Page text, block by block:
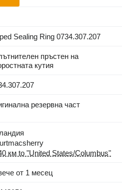
Sealing Ring 0734.307.207
пръстен на
кутия
резервна част
км to "United States/Columbus"
от 1 месец